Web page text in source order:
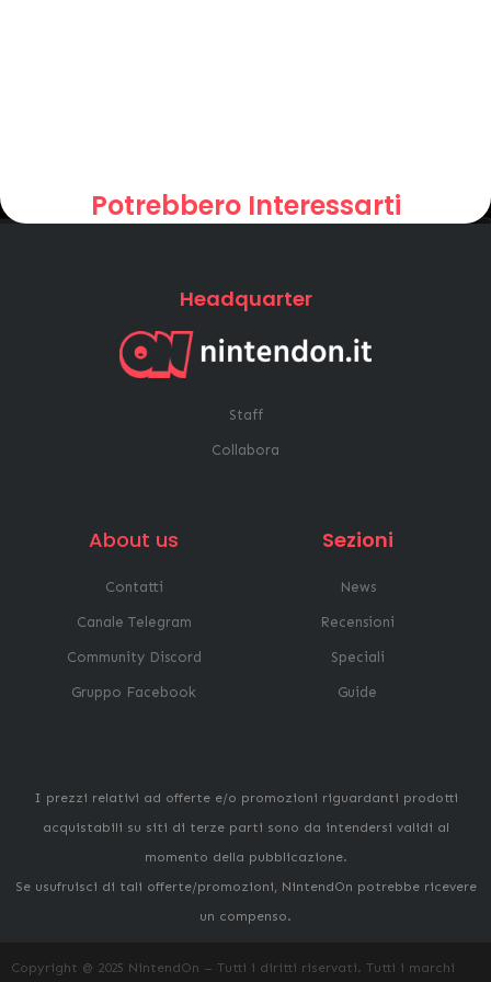
Potrebbero Interessarti
Headquarter
Staff
Collabora
About us
Contatti
Canale Telegram
Community Discord
Gruppo Facebook
Sezioni
News
Recensioni
Speciali
Guide
I prezzi relativi ad offerte e/o promozioni riguardanti prodotti
acquistabili su siti di terze parti sono da intendersi validi al
momento della pubblicazione.
Se usufruisci di tali offerte/promozioni, NintendOn potrebbe ricevere
un compenso.
Copyright @ 2025 NintendOn – Tutti i diritti riservati. Tutti i marchi